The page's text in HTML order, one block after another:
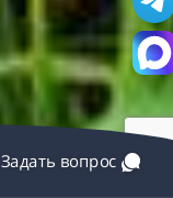
Задать вопрос